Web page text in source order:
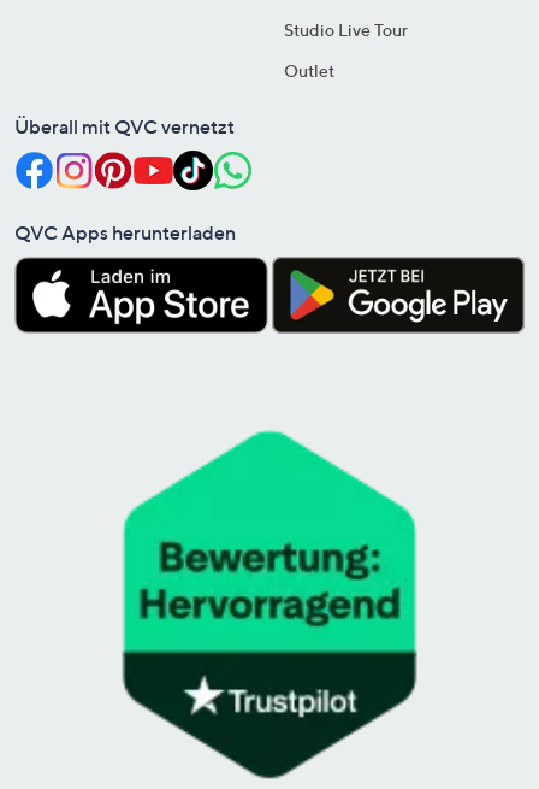
Studio Live Tour
Outlet
Überall mit QVC vernetzt
QVC Apps herunterladen